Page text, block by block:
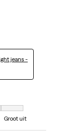
jeans -
7 gelijk is aan Groot uit
Groot uit